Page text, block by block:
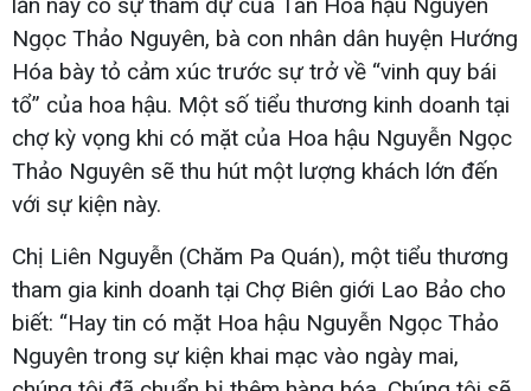
Ngọc Thảo Nguyên, bà con nhân dân huyện Hướng
Hóa bày tỏ cảm xúc trước sự trở về “vinh quy bái
tổ” của hoa hậu. Một số tiểu thương kinh doanh tại
chợ kỳ vọng khi có mặt của Hoa hậu Nguyễn Ngọc
Thảo Nguyên sẽ thu hút một lượng khách lớn đến
với sự kiện này.
Chị Liên Nguyễn (Chăm Pa Quán), một tiểu thương
tham gia kinh doanh tại Chợ Biên giới Lao Bảo cho
biết: “Hay tin có mặt Hoa hậu Nguyễn Ngọc Thảo
Nguyên trong sự kiện khai mạc vào ngày mai,